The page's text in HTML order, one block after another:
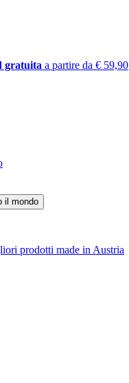
gratuita a partire da € 59,90
prodotti made in Austria